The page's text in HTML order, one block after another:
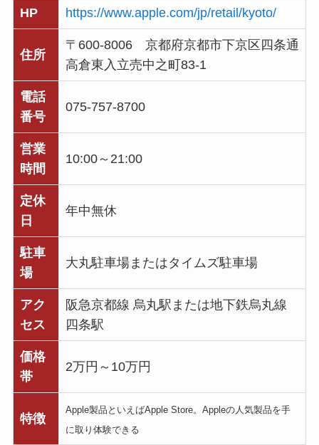
HP https://www.apple.com/jp/retail/kyoto/
住所
〒600-8006 京都府京都市下京区四条通
高倉東入立売中之町83-1
電話
番号
075-757-8700
営業
時間
10:00～21:00
定休
日
年中無休
駐車
場
大丸駐車場またはタイムズ駐車場
アク
セス
阪急京都線 烏丸駅または地下鉄烏丸線
四条駅
価格
帯
2万円～10万円
特徴
Apple製品といえばApple Store。Appleの人気製品を手
に取り体験できる